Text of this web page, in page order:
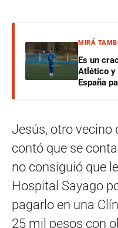
MIRÁ
Es un
Atlético y
España
Jesús, otro vecino
contó que se
no consiguió que
Hospital Sayago
pagarlo en una
25 mil pesos con